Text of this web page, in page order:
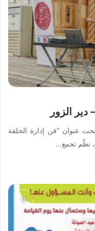
دير الزور
عنوان “فن إدارة الحلقة
نظّم تجمع…